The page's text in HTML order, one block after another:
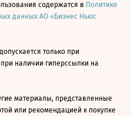
содержатся в Политике
данных АО «Бизнес Ньюс
только при
при наличии гиперссылки на
материалы, представленные
или рекомендацией к покупке